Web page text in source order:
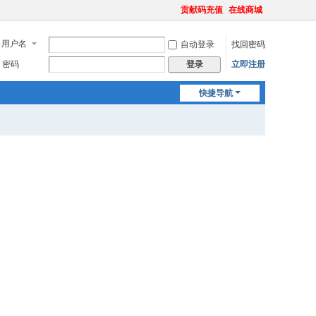
贡献码充值 在线商城
用户名 自动登录
找回密码
密码
登录 立即注册
快捷导航